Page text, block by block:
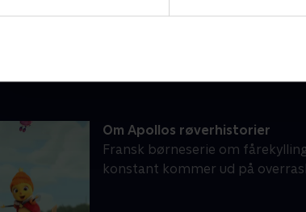
Om Apollos røverhistorier
Fransk børneserie om
konstant kommer ud på